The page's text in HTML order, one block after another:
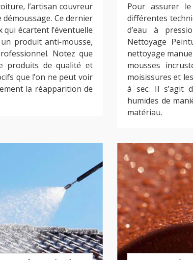
l’artisan couvreur
Ce dernier
écartent l’éventuelle
produit anti-mousse,
Notez que
produits de qualité et
que l’on ne peut voir
la réapparition de
Pour assurer
différentes
d’eau à
Nettoyage
nettoyage
mousses
moisissures et
à sec. Il s’agit
humides de
matériau.